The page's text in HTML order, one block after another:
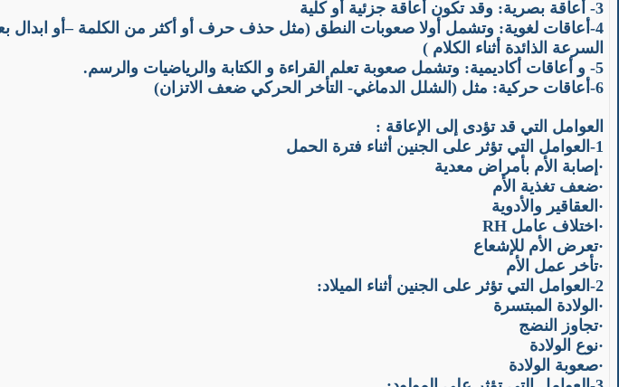
3- أعاقة بصرية: وقد تكون أعاقة جزئية أو كلية
4- أعاقات لغوية: وتشمل أولا صعوبات النطق (مثل حذف حرف أو أكثر من الكلمة –أو
السرعة الذائدة أثناء الكلام )
5- و أعاقات أكاديمية: وتشمل صعوبة تعلم القراءة و الكتابة والرياضيات والرسم.
6-أعاقات حركية: مثل (الشلل الدماغي- التأخر الحركي ضعف الاتزان)
العوامل التي قد تؤدى إلى الإعاقة :
1-العوامل التي تؤثر على الجنين أثناء فترة الحمل
· إصابة الأم بأمراض معدية
·ضعف تغذية الأم
· العقاقير والأدوية
· اختلاف عامل RH
·تعرض الأم للإشعاع
·تأخر عمل الأم
2-العوامل التي تؤثر على الجنين أثناء الميلاد:
· الولادة المبتسرة
·تجاوز النضج
·نوع الولادة
·صعوبة الولادة